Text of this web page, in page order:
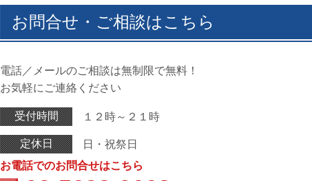
お問合せ・ご相談はこちら
電話／メールのご相談は無制限で無料！
お気軽にご連絡ください
受付時間 １２時～２１時
定休日
日・祝祭日
お電話でのお問合せはこちら